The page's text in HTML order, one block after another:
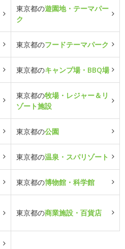
東京都の遊園地・テーマパー
ク
東京都のフードテーマパーク
東京都のキャンプ場・BBQ場
東京都の牧場・レジャー＆リ
ゾート施設
東京都の公園
東京都の温泉・スパリゾート
東京都の博物館・科学館
東京都の商業施設・百貨店